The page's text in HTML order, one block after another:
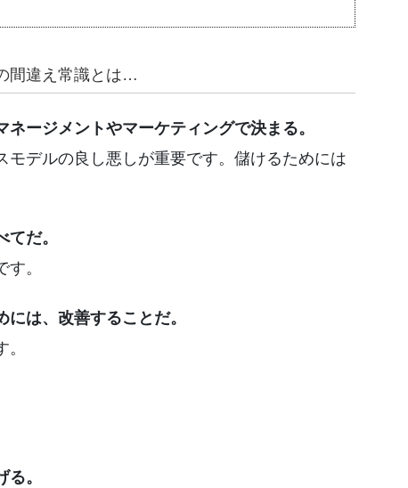
間違え常識とは…
ージメントやマーケティングで決まる。
デルの良し悪しが重要です。儲けるためには
だ。
。
は、改善することだ。
。